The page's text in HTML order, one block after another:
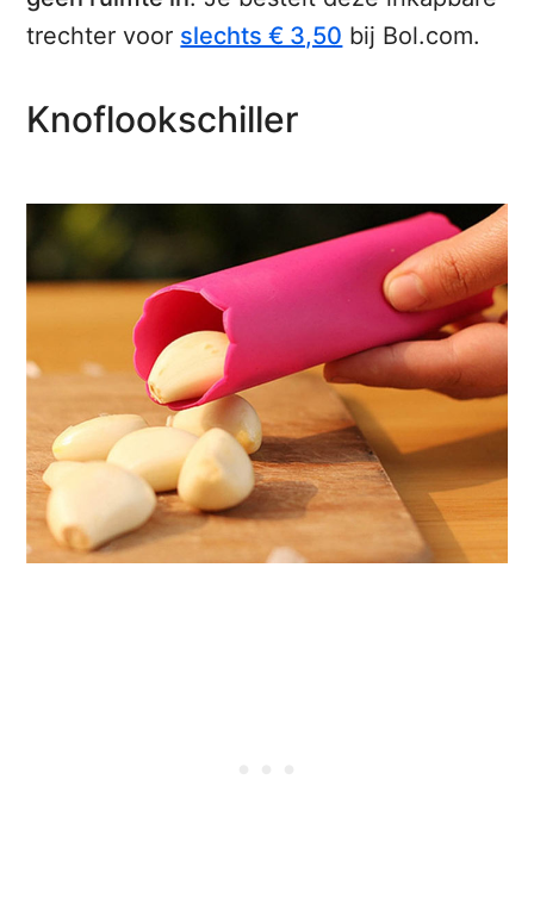
trechter voor slechts € 3,50 bij Bol.com.
Knoflookschiller